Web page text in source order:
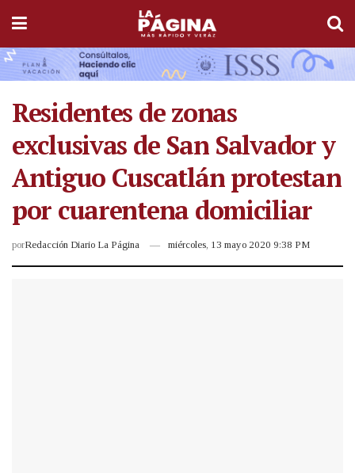
Residentes de zonas
exclusivas de San Salvador y
Antiguo Cuscatlán protestan
por cuarentena domiciliar
porRedacción Diario La Página miércoles, 13 mayo 2020 9:38 PM